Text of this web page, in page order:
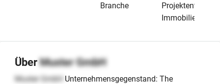
Branche
Immobilien
ÜberMuster GmbH
Muster GmbH Unternehmensgegenstand: The